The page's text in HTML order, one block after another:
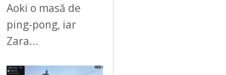
Aoki o masă de
ping-pong, iar
Zara…